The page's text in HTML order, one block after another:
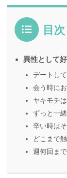
目次
異性として
デートし
会う時に
ヤキモチ
ずっと一
辛い時は
どこまで
週何回ま